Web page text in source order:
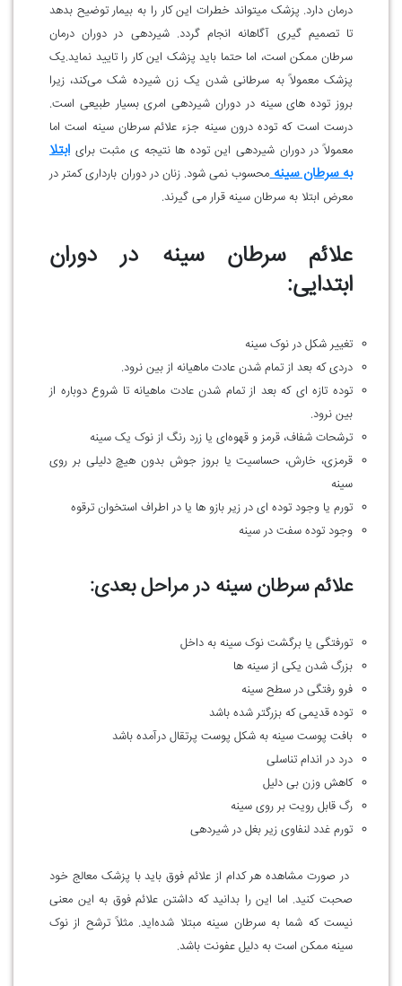
درمان دارد. پزشک میتواند خطرات این کار را به بیمار توضیح بدهد
تا تصمیم گیری آگاهانه انجام گردد. شیردهی در دوران درمان
سرطان ممکن است، اما حتما باید پزشک این کار را تایید نماید.یک
پزشک معمولاً به سرطانی شدن یک زن شیرده شک می‌کند، زیرا
بروز توده های سینه در دوران شیردهی امری بسیار طبیعی است.
درست است که توده درون سینه جزء علائم سرطان سینه است اما
معمولاً در دوران شیردهی این توده ها نتیجه ی مثبت برای ابتلا
به سرطان سینهمحسوب نمی شود. زنان در دوران بارداری کمتر در
معرض ابتلا به سرطان سینه قرار می گیرند.
علائم سرطان سینه در دوران
ابتدایی:
تغییر شکل در نوک سینه
دردی که بعد از تمام شدن عادت ماهیانه از بین نرود.
توده تازه ای که بعد از تمام شدن عادت ماهیانه تا شروع دوباره از
بین نرود.
ترشحات شفاف، قرمز و قهوه‌ای یا زرد رنگ از نوک یک سینه
قرمزی، خارش، حساسیت یا بروز جوش بدون هیچ دلیلی بر روی
سینه
تورم یا وجود توده ای در زیر بازو ها یا در اطراف استخوان ترقوه
وجود توده سفت در سینه
علائم سرطان سینه در مراحل بعدی:
تورفتگی یا برگشت نوک سینه به داخل
بزرگ شدن یکی از سینه ها
فرو رفتگی در سطح سینه
توده قدیمی که بزرگتر شده باشد
بافت پوست سینه به شکل پوست پرتقال درآمده باشد
درد در اندام تناسلی
کاهش وزن بی دلیل
رگ قابل رویت بر روی سینه
تورم غدد لنفاوی زیر بغل در شیردهی
در صورت مشاهده هر کدام از علائم فوق باید با پزشک معالج خود
صحبت کنید. اما این را بدانید که داشتن علائم فوق به این معنی
نیست که شما به سرطان سینه مبتلا شده‌اید. مثلاً ترشح از نوک
سینه ممکن است به دلیل عفونت باشد.